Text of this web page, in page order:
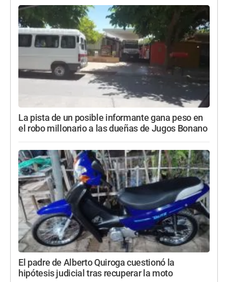
La pista de un posible informante gana peso en
el robo millonario a las dueñas de Jugos Bonano
El padre de Alberto Quiroga cuestionó la
hipótesis judicial tras recuperar la moto